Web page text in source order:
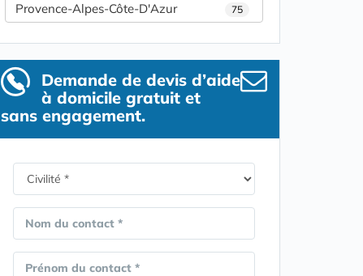
Provence-Alpes-Côte-D'Azur 75
Demande de devis d’aide
à domicile gratuit et
sans engagement.
Nom du contact *
Prénom du contact *